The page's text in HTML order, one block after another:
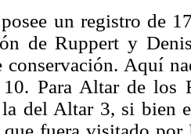
un registro de
de Ruppert y
conservación. Aquí
Para Altar de los
del Altar 3, si bien